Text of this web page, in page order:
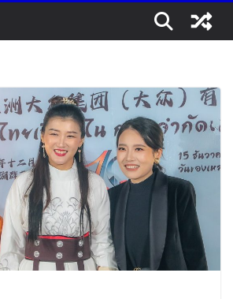
ช เอ็กซ์เพรส เปิดตัว “Flash Care
ยกระดับความอุ่นใจในการจัดส่ง
องสูงสุด 50,000 บาท ตอบโจทย์
SU7 Ultra และ VOGUE Tire
ดงในงาน IMPACT SPEED FEST